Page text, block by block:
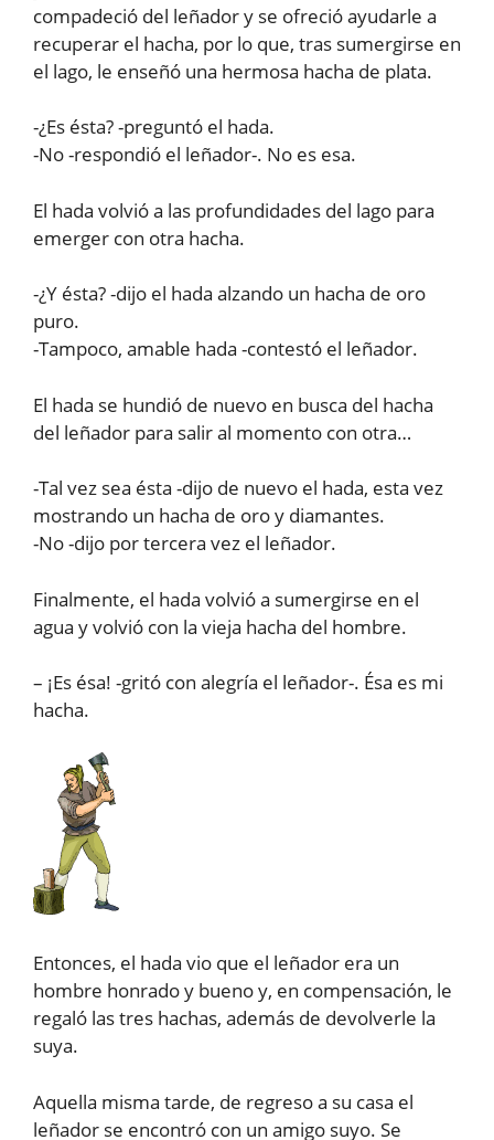
compadeció del leñador y se ofreció ayudarle a
recuperar el hacha, por lo que, tras sumergirse en
el lago, le enseñó una hermosa hacha de plata.
-¿Es ésta? -preguntó el hada.
-No -respondió el leñador-. No es esa.
El hada volvió a las profundidades del lago para
emerger con otra hacha.
-¿Y ésta? -dijo el hada alzando un hacha de oro
puro.
-Tampoco, amable hada -contestó el leñador.
El hada se hundió de nuevo en busca del hacha
del leñador para salir al momento con otra…
-Tal vez sea ésta -dijo de nuevo el hada, esta vez
mostrando un hacha de oro y diamantes.
-No -dijo por tercera vez el leñador.
Finalmente, el hada volvió a sumergirse en el
agua y volvió con la vieja hacha del hombre.
– ¡Es ésa! -gritó con alegría el leñador-. Ésa es mi
hacha.
Entonces, el hada vio que el leñador era un
hombre honrado y bueno y, en compensación, le
regaló las tres hachas, además de devolverle la
suya.
Aquella misma tarde, de regreso a su casa el
leñador se encontró con un amigo suyo. Se